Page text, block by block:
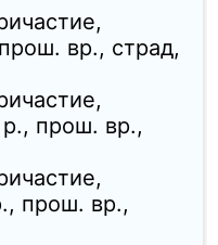
вр., страд,
прош. вр.,
прош. вр.,